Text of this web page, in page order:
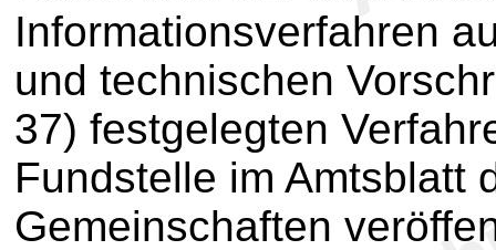
Informationsverfahren
und technischen
37) festgelegten
Fundstelle im Amtsblatt
Gemeinschaften